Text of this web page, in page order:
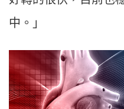
中。」